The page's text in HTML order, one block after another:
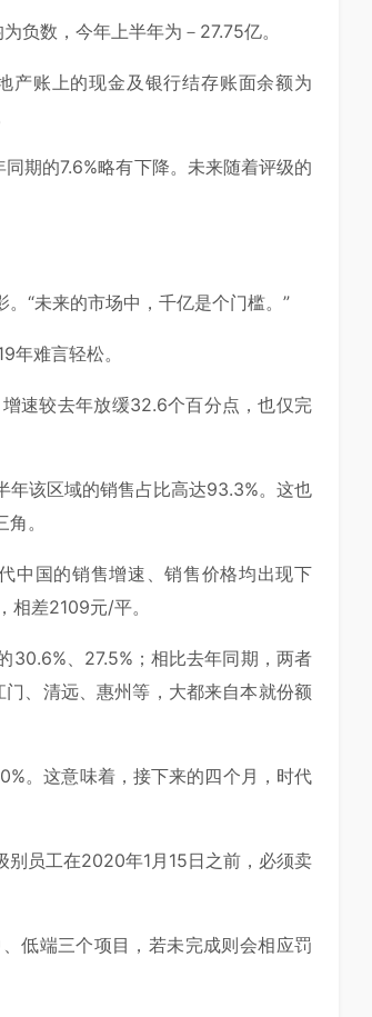
负数，今年上半年为－27.75亿。
产账上的现金及银行结存账面余额为
期的7.6%略有下降。未来随着评级的
“未来的市场中，千亿是个门槛。”
年难言轻松。
速较去年放缓32.6个百分点，也仅完
年该区域的销售占比高达93.3%。这也
。
中国的销售增速、销售价格均出现下
相差2109元/平。
30.6%、27.5%；相比去年同期，两者
、清远、惠州等，大都来自本就份额
。这意味着，接下来的四个月，时代
别员工在2020年1月15日之前，必须卖
低端三个项目，若未完成则会相应罚